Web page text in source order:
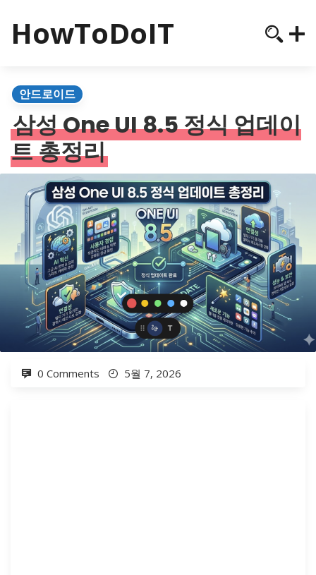
HowToDoIT
안드로이드
삼성 One UI 8.5 정식 업데이
트 총정리
0 Comments 5월 7, 2026